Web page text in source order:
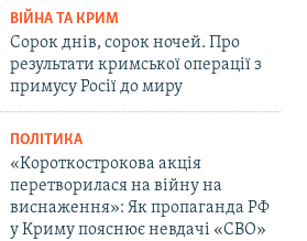
ВІЙНА ТА КРИМ
Сорок днів, сорок ночей. Про
результати кримської операції з
примусу Росії до миру
ПОЛІТИКА
«Короткострокова акція
перетворилася на війну на
виснаження»: Як пропаганда РФ
у Криму пояснює невдачі «СВО»